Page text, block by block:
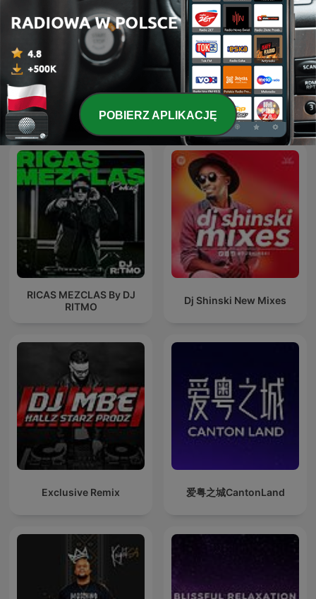
Hardcore Mixtapes ERIC PRYDZ – EPIC RADIO
Międzynarodowe podcasty: Muzyka
RICAS MEZCLAS By DJ
RITMO
Dj Shinski New Mixes
Exclusive Remix 爱粤之城CantonLand
POBIERZ APLIKACJĘ